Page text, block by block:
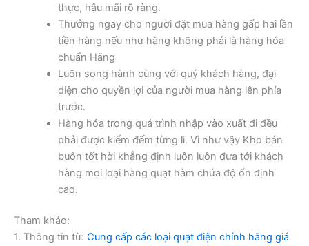
thực, hậu mãi rõ ràng.
Thưởng ngay cho người đặt mua hàng gấp hai lần
tiền hàng nếu như hàng không phải là hàng hóa
chuẩn Hãng
Luôn song hành cùng với quý khách hàng, đại
diện cho quyền lợi của người mua hàng lên phía
trước.
Hàng hóa trong quá trình nhập vào xuất đi đều
phải được kiểm đếm từng li. Vì như vậy Kho bán
buôn tốt hời khẳng định luôn luôn đưa tới khách
hàng mọi loại hàng quạt hàm chứa độ ổn định
cao.
Tham khảo:
1. Thông tin từ: Cung cấp các loại quạt điện chính hãng giá